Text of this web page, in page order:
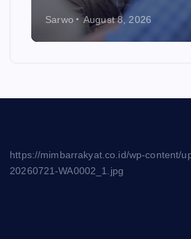
Sarwo August 8, 2026
https://mimbarrakyat.co.id/wp-content/
20260721-WA0002_1.jpg